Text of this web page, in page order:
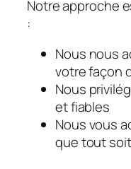
Notre approche
:
Nous nous
votre façon
Nous
et fiables
Nous vous
que tout